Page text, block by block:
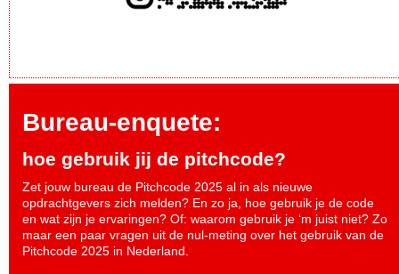
Bureau-enquete:
hoe gebruik jij de pitchcode?
Zet jouw bureau de Pitchcode 2025 al in als nieuwe
opdrachtgevers zich melden? En zo ja, hoe gebruik je de code
en wat zijn je ervaringen? Of: waarom gebruik je ‘m juist niet? Zo
maar een paar vragen uit de nul-meting over het gebruik van de
Pitchcode 2025 in Nederland.